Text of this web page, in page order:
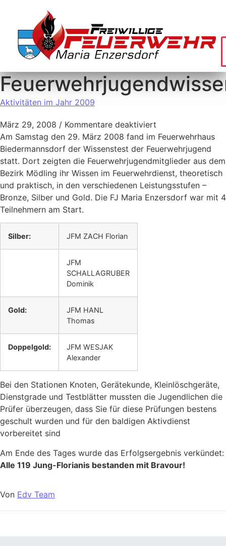
Aktivitäten im Jahr 2009
März 29, 2008 / Kommentare deaktiviert
Am Samstag den 29. März 2008 fand im Feuerwehrhaus
Biedermannsdorf der Wissenstest der Feuerwehrjugend
statt. Dort zeigten die Feuerwehrjugendmitglieder aus dem
Bezirk Mödling ihr Wissen im Feuerwehrdienst, theoretisch
und praktisch, in den verschiedenen Leistungsstufen –
Bronze, Silber und Gold. Die FJ Maria Enzersdorf war mit 4
Teilnehmern am Start.
Silber: JFM ZACH Florian
JFM
SCHALLAGRUBER
Dominik
Gold:
JFM HANL
Thomas
Doppelgold:
JFM WESJAK
Alexander
Bei den Stationen Knoten, Gerätekunde, Kleinlöschgeräte,
Dienstgrade und Testblätter mussten die Jugendlichen die
Prüfer überzeugen, dass Sie für diese Prüfungen bestens
geschult wurden und für den baldigen Aktivdienst
vorbereitet sind
Am Ende des Tages wurde das Erfolgsergebnis verkündet:
Alle 119 Jung-Florianis bestanden mit Bravour!
Von Edv Team